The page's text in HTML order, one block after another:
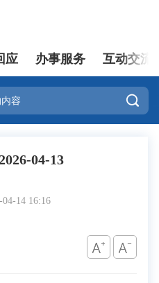
登录
应 办事服务 互动交流

04-13
14 16:16